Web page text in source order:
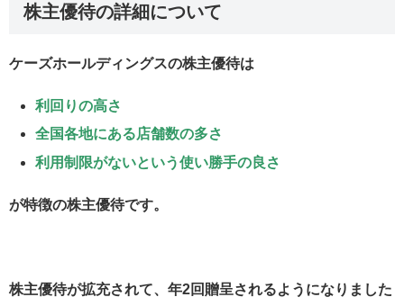
株主優待の詳細について
ケーズホールディングスの株主優待は
利回りの高さ
全国各地にある店舗数の多さ
利用制限がないという使い勝手の良さ
が特徴の株主優待です。
株主優待が拡充されて、年2回贈呈されるようになりました